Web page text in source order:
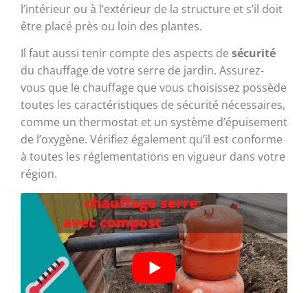
l’intérieur ou à l’extérieur de la structure et s’il doit
être placé près ou loin des plantes.
Il faut aussi tenir compte des aspects de sécurité
du chauffage de votre serre de jardin. Assurez-
vous que le chauffage que vous choisissez possède
toutes les caractéristiques de sécurité nécessaires,
comme un thermostat et un système d’épuisement
de l’oxygène. Vérifiez également qu’il est conforme
à toutes les réglementations en vigueur dans votre
région.